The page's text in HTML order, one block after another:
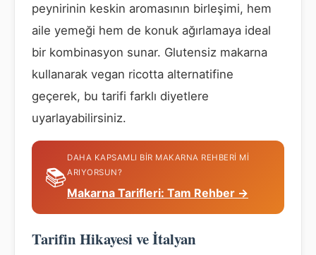
peynirinin keskin aromasının birleşimi, hem
aile yemeği hem de konuk ağırlamaya ideal
bir kombinasyon sunar. Glutensiz makarna
kullanarak vegan ricotta alternatifine
geçerek, bu tarifi farklı diyetlere
uyarlayabilirsiniz.
📚
DAHA KAPSAMLI BIR MAKARNA REHBERI MI
ARIYORSUN?
Makarna Tarifleri: Tam Rehber →
Tarifin Hikayesi ve İtalyan